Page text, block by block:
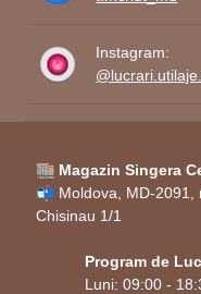
Instagram:
🏬 Magazin Singera
📬 Moldova, MD-2091,
Chisinau 1/1
Program de
Luni: 09:00 -